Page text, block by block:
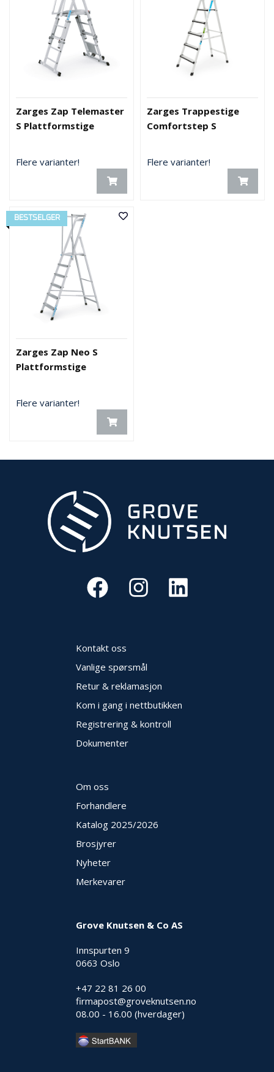
Zarges Zap Telemaster
S Plattformstige
Flere varianter!
Zarges Trappestige
Comfortstep S
Flere varianter!
BESTSELGER
Zarges Zap Neo S
Plattformstige
Flere varianter!
Kontakt oss
Vanlige spørsmål
Retur & reklamasjon
Kom i gang i nettbutikken
Registrering & kontroll
Dokumenter
Om oss
Forhandlere
Katalog 2025/2026
Brosjyrer
Nyheter
Merkevarer
Grove Knutsen & Co AS
Innspurten 9
0663 Oslo
+47 22 81 26 00
firmapost@groveknutsen.no
08.00 - 16.00 (hverdager)